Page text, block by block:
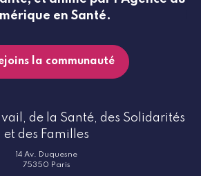
en Santé.
la communauté
de la Santé, des Solidarités
et des Familles
14 Av. Duquesne
75350 Paris